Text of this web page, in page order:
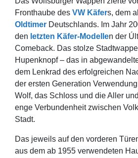
Fronthaube des VW Käfers, dem
Oldtimer Deutschlands. Im Jahr
den letzten Käfer-Modellen der
Comeback. Das stolze
Hupenknopf – das in
dem Lenkrad des erfolgreichen
der ersten Generation
Wolf, das Schloss und die Aller
enge Verbundenheit zwischen
Stadt.
Das jeweils auf den vorderen
aus dem ab 1955 verwendeten